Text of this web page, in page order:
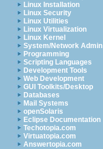
Linux Installation
Linux Security
Linux Utilities
Linux Virtualization
Linux Kernel
System/Network Admin
Programming
Scripting Languages
Development Tools
Web Development
GUI Toolkits/Desktop
Databases
Mail Systems
openSolaris
Eclipse Documentation
Techotopia.com
Virtuatopia.com
Answertopia.com